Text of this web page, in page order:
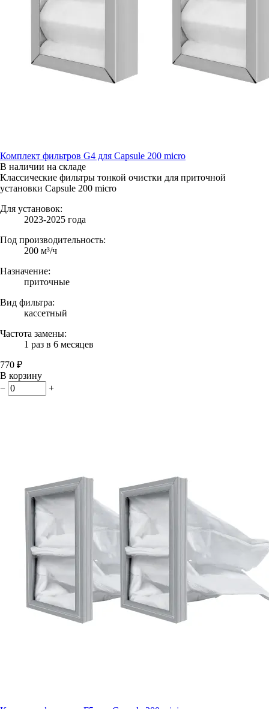
Комплект фильтров G4 для Capsule 200 micro
В наличии на складе
Классические фильтры тонкой очистки для приточной
установки Capsule 200 micro
Для установок:
2023-2025 года
Под производительность:
200 м³/ч
Назначение:
приточные
Вид фильтра:
кассетный
Частота замены:
1 раз в 6 месяцев
770 ₽
В корзину
−
+